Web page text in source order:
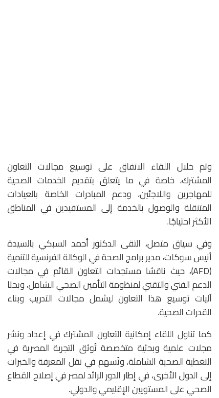
وتم خلال اللقاء الاتفاق على توسيع مجالات التعاون
المشترك، خاصة في ما يتعلق بتقديم الخدمات الصحية
للمهاجرين واللاجئين، ودعم المبادرات الخاصة بالعيادات
المتنقلة والوصول بالخدمة إلى المستفيدين في المناطق
الأكثر احتياجًا.
وفي سياق متصل، التقى الدكتور أحمد السبكي بالسيدة
أنيس سوكات، مدير برامج الصحة في الوكالة الفرنسية للتنمية
(AFD)، حيث ناقشا مستجدات التعاون القائم في مجالات
الدعم الفني والتقني لمنظومة التأمين الصحي الشامل، وبحثا
آليات توسيع هذا التعاون ليشمل مجالات التدريب وبناء
القدرات الصحية.
كما تناول اللقاء إمكانية التعاون المشترك في إعداد ونشر
مجلات علمية وبحثية متخصصة تُوثق التجربة المصرية في
التغطية الصحية الشاملة، وتُسهم في نقل المعرفة والخبرات
إلى الدول الأخرى، في إطار الدور الرائد لمصر في إصلاح القطاع
الصحي على المستويين الإقليمي والدولي.